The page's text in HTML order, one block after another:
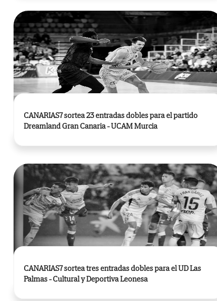
CANARIAS7 sortea 23 entradas dobles para el partido
Dreamland Gran Canaria - UCAM Murcia
CANARIAS7 sortea tres entradas dobles para el UD Las
Palmas - Cultural y Deportiva Leonesa